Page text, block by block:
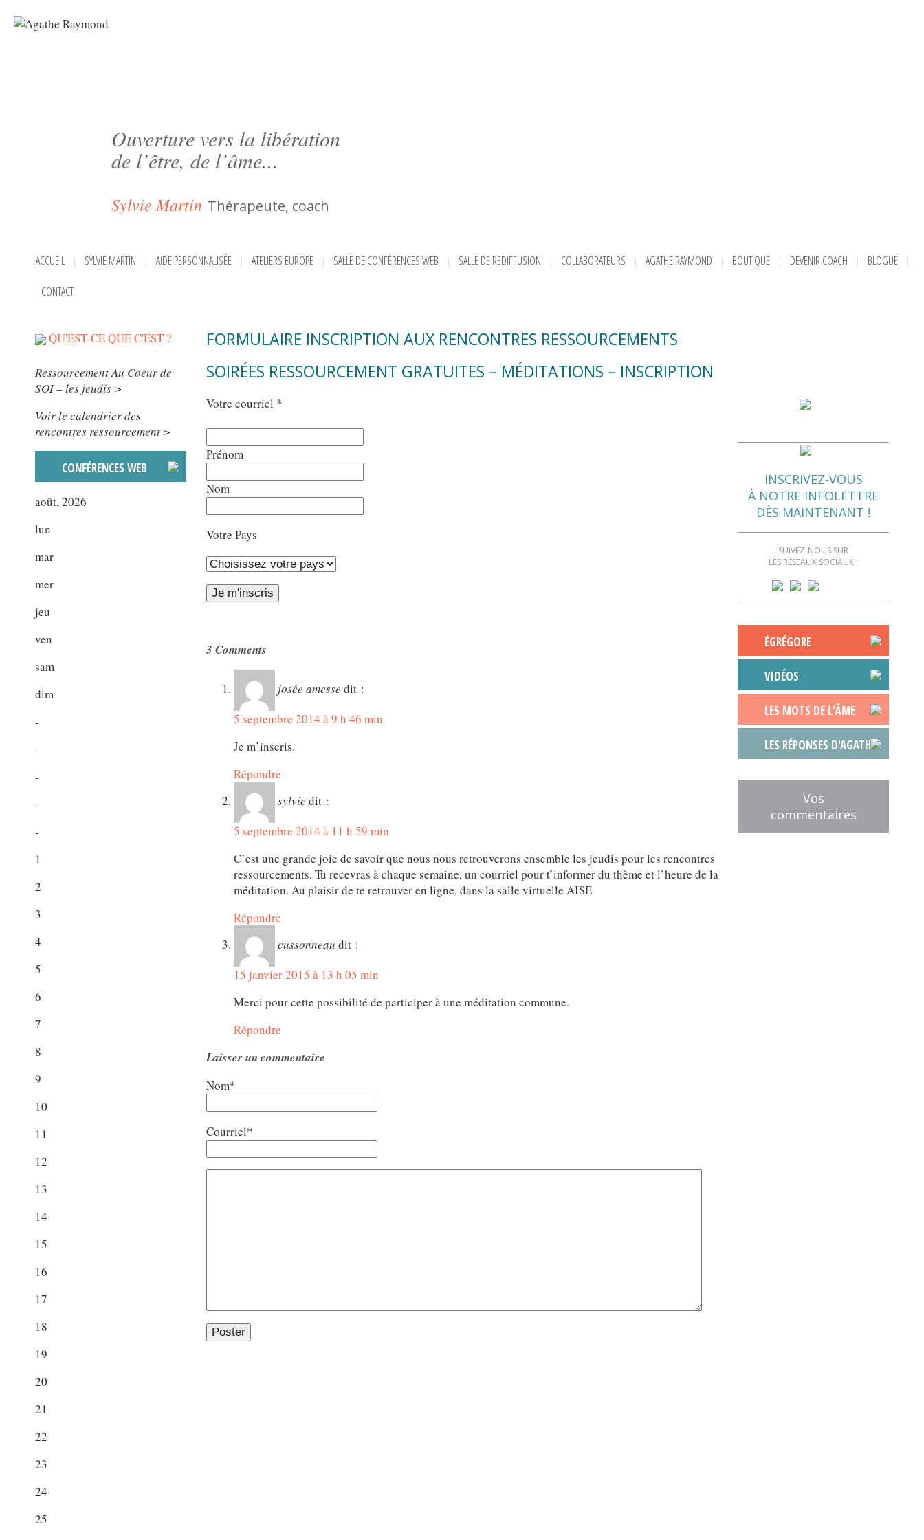
Ouverture vers la libération
de l’être, de l’âme...
Sylvie Martin Thérapeute, coach
ACCUEIL SYLVIE MARTIN AIDE PERSONNALISÉE ATELIERS EUROPE SALLE DE CONFÉRENCES WEB SALLE DE REDIFFUSION COLLABORATEURS AGATHE RAYMOND BOUTIQUE DEVENIR COACH BLOGUE
CONTACT
FORMULAIRE INSCRIPTION AUX RENCONTRES RESSOURCEMENTS
SOIRÉES RESSOURCEMENT GRATUITES – MÉDITATIONS – INSCRIPTION
Votre courriel *
Prénom
Nom
Votre Pays
3 Comments
josée amesse dit :
5 septembre 2014 à 9 h 46 min
Je m’inscris.
Répondre
sylvie dit :
5 septembre 2014 à 11 h 59 min
C’est une grande joie de savoir que nous nous retrouverons ensemble les jeudis pour les rencontres
ressourcements. Tu recevras à chaque semaine, un courriel pour t’informer du thème et l’heure de la
méditation. Au plaisir de te retrouver en ligne, dans la salle virtuelle AISE
Répondre
cussonneau dit :
15 janvier 2015 à 13 h 05 min
Merci pour cette possibilité de participer à une méditation commune.
Répondre
Laisser un commentaire
Nom*
Courriel*
QU'EST-CE QUE C'EST ?
Ressourcement Au Coeur de
SOI – les jeudis >
Voir le calendrier des
rencontres ressourcement >
CONFÉRENCES WEB
août, 2026
lun
mar
mer
jeu
ven
sam
dim
-
-
-
-
-
1
2
3
4
5
6
7
8
9
10
11
12
13
14
15
16
17
18
19
20
21
22
23
24
25
INSCRIVEZ-VOUS
À NOTRE INFOLETTRE
DÈS MAINTENANT !
SUIVEZ-NOUS SUR
LES RÉSEAUX SOCIAUX :
ÉGRÉGORE
VIDÉOS
LES MOTS DE L'ÂME
LES RÉPONSES D'AGATHE
Vos
commentaires